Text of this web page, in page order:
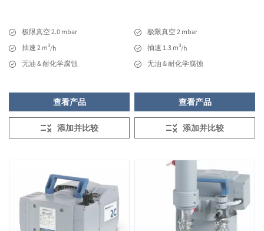
极限真空 2.0 mbar
抽速 2 m3/h
无油 & 耐化学腐蚀
查看产品
添加并比较
极限真空 2 mbar
抽速 1.3 m3/h
无油 & 耐化学腐蚀
查看产品
添加并比较